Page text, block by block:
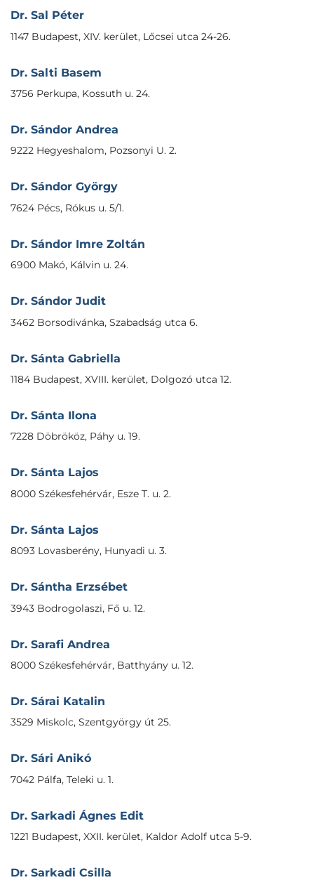
Dr. Sal Péter
1147 Budapest, XIV. kerület, Lőcsei utca 24-26.
Dr. Salti Basem
3756 Perkupa, Kossuth u. 24.
Dr. Sándor Andrea
9222 Hegyeshalom, Pozsonyi U. 2.
Dr. Sándor György
7624 Pécs, Rókus u. 5/1.
Dr. Sándor Imre Zoltán
6900 Makó, Kálvin u. 24.
Dr. Sándor Judit
3462 Borsodivánka, Szabadság utca 6.
Dr. Sánta Gabriella
1184 Budapest, XVIII. kerület, Dolgozó utca 12.
Dr. Sánta Ilona
7228 Döbrököz, Páhy u. 19.
Dr. Sánta Lajos
8000 Székesfehérvár, Esze T. u. 2.
Dr. Sánta Lajos
8093 Lovasberény, Hunyadi u. 3.
Dr. Sántha Erzsébet
3943 Bodrogolaszi, Fő u. 12.
Dr. Sarafi Andrea
8000 Székesfehérvár, Batthyány u. 12.
Dr. Sárai Katalin
3529 Miskolc, Szentgyörgy út 25.
Dr. Sári Anikó
7042 Pálfa, Teleki u. 1.
Dr. Sarkadi Ágnes Edit
1221 Budapest, XXII. kerület, Kaldor Adolf utca 5-9.
Dr. Sarkadi Csilla